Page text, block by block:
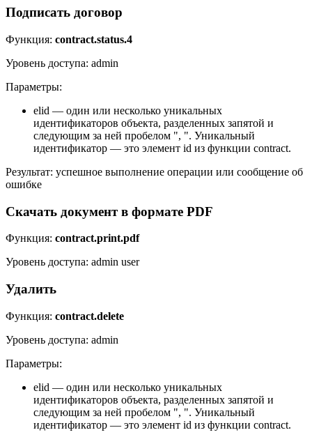
Подписать договор
Функция: contract.status.4
Уровень доступа: admin
Параметры:
elid — один или несколько уникальных
идентификаторов объекта, разделенных запятой и
следующим за ней пробелом ", ". Уникальный
идентификатор — это элемент id из функции contract.
Результат: успешное выполнение операции или сообщение об
ошибке
Скачать документ в формате PDF
Функция: contract.print.pdf
Уровень доступа: admin user
Удалить
Функция: contract.delete
Уровень доступа: admin
Параметры:
elid — один или несколько уникальных
идентификаторов объекта, разделенных запятой и
следующим за ней пробелом ", ". Уникальный
идентификатор — это элемент id из функции contract.